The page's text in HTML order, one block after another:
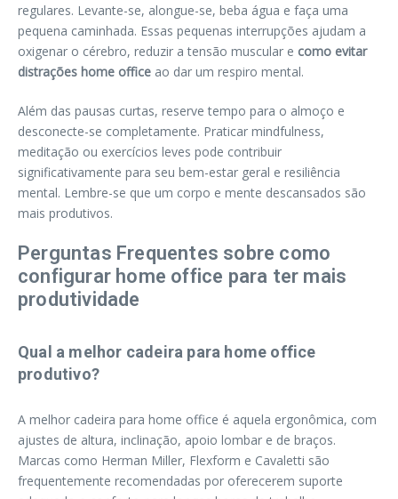
regulares. Levante-se, alongue-se, beba água e faça uma
pequena caminhada. Essas pequenas interrupções ajudam a
oxigenar o cérebro, reduzir a tensão muscular e como evitar
distrações home office ao dar um respiro mental.
Além das pausas curtas, reserve tempo para o almoço e
desconecte-se completamente. Praticar mindfulness,
meditação ou exercícios leves pode contribuir
significativamente para seu bem-estar geral e resiliência
mental. Lembre-se que um corpo e mente descansados são
mais produtivos.
Perguntas Frequentes sobre como
configurar home office para ter mais
produtividade
Qual a melhor cadeira para home office
produtivo?
A melhor cadeira para home office é aquela ergonômica, com
ajustes de altura, inclinação, apoio lombar e de braços.
Marcas como Herman Miller, Flexform e Cavaletti são
frequentemente recomendadas por oferecerem suporte